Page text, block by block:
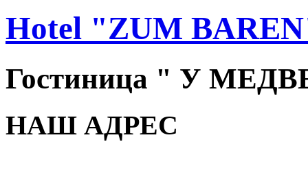
Hotel "ZUM
Гостиница " У
НАШ АДРЕС